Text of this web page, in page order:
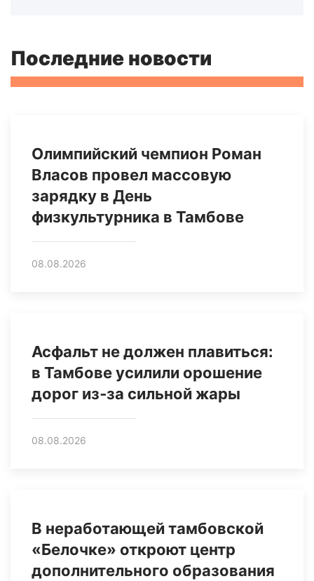
Последние новости
Олимпийский чемпион Роман
Власов провел массовую
зарядку в День
физкультурника в Тамбове
08.08.2026
Асфальт не должен плавиться:
в Тамбове усилили орошение
дорог из‑за сильной жары
08.08.2026
В неработающей тамбовской
«Белочке» откроют центр
дополнительного образования